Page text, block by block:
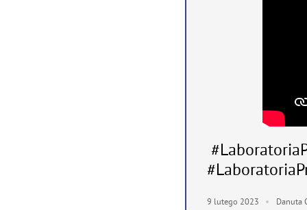
9 lutego 2023 Danuta